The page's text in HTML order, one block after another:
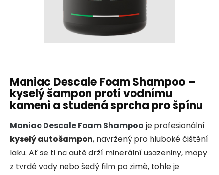
Maniac Descale Foam Shampoo –
kyselý šampon proti vodnímu
kameni a studená sprcha pro špínu
Maniac Descale Foam Shampoo je profesionální
kyselý autošampon, navržený pro hluboké čištění
laku. Ať se ti na autě drží minerální usazeniny, mapy
z tvrdé vody nebo šedý film po zimě, tohle je